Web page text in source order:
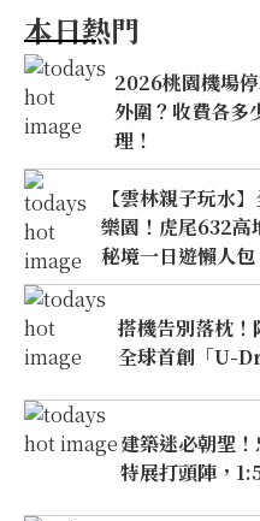
本日熱門
2026桃園機場
外圍？收費各多
理！
【雲林親子玩水
樂園！虎尾632高
秘境一日遊懶人包
搭機告別落枕！
全球首創「U-
建築迷必朝聖
特展打頭陣，